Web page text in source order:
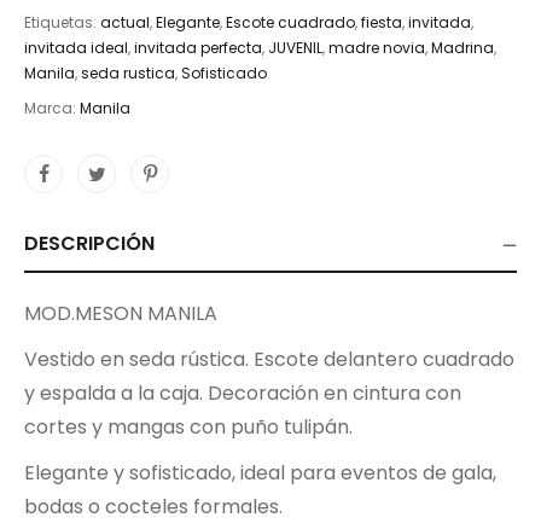
Etiquetas: actual,Elegante,Escote cuadrado,fiesta,invitada,
invitada ideal,invitada perfecta, JUVENIL,madre novia,Madrina,
Manila,seda rustica,Sofisticado
Marca: Manila
DESCRIPCIÓN
MOD.MESON MANILA
Vestido en seda rústica. Escote delantero cuadrado
y espalda a la caja. Decoración en cintura con
cortes y mangas con puño tulipán.
Elegante y sofisticado, ideal para eventos de gala,
bodas o cocteles formales.